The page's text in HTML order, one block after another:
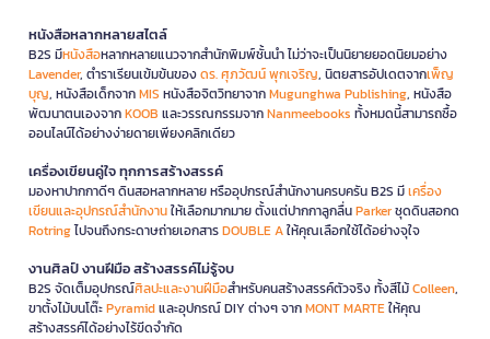
หนังสือหลากหลายสไตล์
B2S มีหนังสือหลากหลายแนวจากสำนักพิมพ์ชั้นนำ ไม่ว่าจะเป็นนิยายยอดนิยมอย่าง
Lavender, ตำราเรียนเข้มข้นของดร. ศุภวัฒน์ พุกเจริญ, นิตยสารอัปเดตจากเพ็ญ
บุญ, หนังสือเด็กจากMIS หนังสือจิตวิทยาจากMugunghwa Publishing, หนังสือ
พัฒนาตนเองจากKOOB และวรรณกรรมจากNanmeebooks ทั้งหมดนี้สามารถซื้อ
ออนไลน์ได้อย่างง่ายดายเพียงคลิกเดียว
เครื่องเขียนคู่ใจ ทุกการสร้างสรรค์
มองหาปากกาดีๆ ดินสอหลากหลาย หรืออุปกรณ์สำนักงานครบครัน B2S มีเครื่อง
เขียนและอุปกรณ์สำนักงานให้เลือกมากมาย ตั้งแต่ปากกาลูกลื่นParkerชุดดินสอกด
Rotringไปจนถึงกระดาษถ่ายเอกสารDOUBLE Aให้คุณเลือกใช้ได้อย่างจุใจ
งานศิลป์ งานฝีมือ สร้างสรรค์ไม่รู้จบ
B2S จัดเต็มอุปกรณ์ศิลปะและงานฝีมือสำหรับคนสร้างสรรค์ตัวจริง ทั้งสีไม้Colleen,
ขาตั้งไม้บนโต๊ะPyramidและอุปกรณ์ DIY ต่างๆ จากMONT MARTEให้คุณ
สร้างสรรค์ได้อย่างไร้ขีดจำกัด